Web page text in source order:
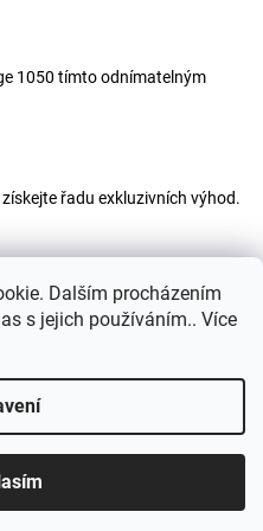
Dalším procházením
s jejich používáním.. Více
1050 tímto odnímatelným
řadu exkluzivních výhod.